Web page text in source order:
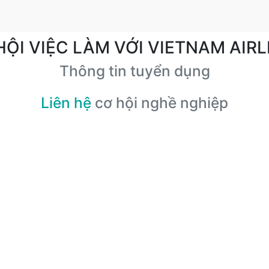
VIỆC LÀM VỚI VIETNAM
Thông tin tuyển dụng
Liên hệ cơ hội nghề nghiệp